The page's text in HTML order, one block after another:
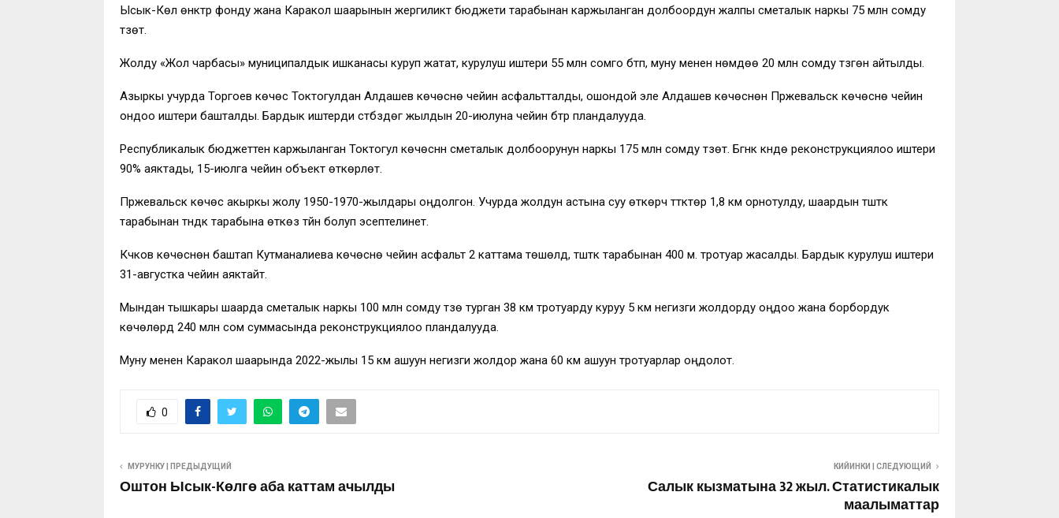
Ысык-Көл өнүктүрүү фонду жана Каракол шаарынын жергиликтүү бюджети тарабынан каржыланган долбоордун жалпы сметалык наркы 75 млн сомду
түзөт.
Жолду «Жол чарбасы» муниципалдык ишканасы куруп жатат, курулуш иштери 55 млн сомго бүтүп, муну менен үнөмдөө 20 млн сомду түзгөнү айтылды.
Азыркы учурда Торгоев көчөсү Токтогулдан Алдашев көчөсүнө чейин асфальтталды, ошондой эле Алдашев көчөсүнөн Пржевальск көчөсүнө чейин
ондоо иштери башталды. Бардык иштерди үстүбүздөгү жылдын 20-июлуна чейин бүтүрүү пландалууда.
Республикалык бюджеттен каржыланган Токтогул көчөсүнүн сметалык долбоорунун наркы 175 млн сомду түзөт. Бүгүнкү күндө реконструкциялоо иштери
90% аяктады, 15-июлга чейин объект өткөрүлөт.
Пржевальск көчөсү акыркы жолу 1950-1970-жылдары оңдолгон. Учурда жолдун астына суу өткөрүүчү түтүктөр 1,8 км орнотулду, шаардын түштүк
тарабынан түндүк тарабына өткөзүү түйүнү болуп эсептелинет.
Күчүков көчөсүнөн баштап Кутманалиева көчөсүнө чейин асфальт 2 каттама төшөлдү, түштүк тарабынан 400 м. тротуар жасалды. Бардык курулуш иштери
31-августка чейин аяктайт.
Мындан тышкары шаарда сметалык наркы 100 млн сомду түзө турган 38 км тротуарду куруу 5 км негизги жолдорду оңдоо жана борбордук
көчөлөрдү 240 млн сом суммасында реконструкциялоо пландалууда.
Муну менен Каракол шаарында 2022-жылы 15 км ашуун негизги жолдор жана 60 км ашуун тротуарлар оңдолот.
0
МУРУНКУ | ПРЕДЫДУЩИЙ
Оштон Ысык-Көлгө аба каттам ачылды
КИЙИНКИ | СЛЕДУЮЩИЙ
Салык кызматына 32 жыл. Статистикалык
маалыматтар